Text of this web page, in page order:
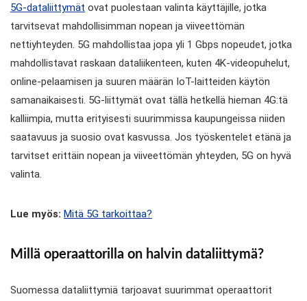
5G-dataliittymät ovat puolestaan valinta käyttäjille, jotka
tarvitsevat mahdollisimman nopean ja viiveettömän
nettiyhteyden. 5G mahdollistaa jopa yli 1 Gbps nopeudet, jotka
mahdollistavat raskaan dataliikenteen, kuten 4K-videopuhelut,
online-pelaamisen ja suuren määrän IoT-laitteiden käytön
samanaikaisesti. 5G-liittymät ovat tällä hetkellä hieman 4G:tä
kalliimpia, mutta erityisesti suurimmissa kaupungeissa niiden
saatavuus ja suosio ovat kasvussa. Jos työskentelet etänä ja
tarvitset erittäin nopean ja viiveettömän yhteyden, 5G on hyvä
valinta.
Lue myös: Mitä 5G tarkoittaa?
Millä operaattorilla on halvin dataliittymä?
Suomessa dataliittymiä tarjoavat suurimmat operaattorit